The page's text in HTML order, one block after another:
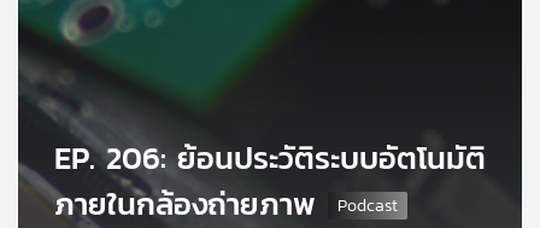
เกี่ยว
กับ
เรา
เครือ
ข่าย
วิทยุ
EP. 206: ย้อนประวัติระบบอัตโนมัติ
ภายในกล้องถ่ายภาพ